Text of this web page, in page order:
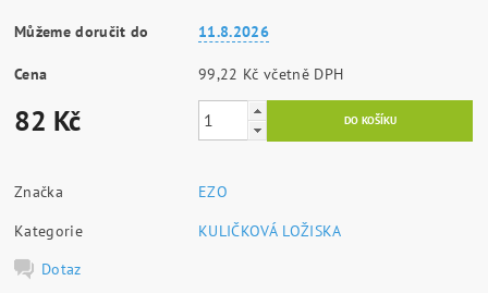
Můžeme doručit do 11.8.2026
Cena 99,22 Kč včetně DPH
82 Kč
Značka
EZO
Kategorie
KULIČKOVÁ LOŽISKA
Dotaz